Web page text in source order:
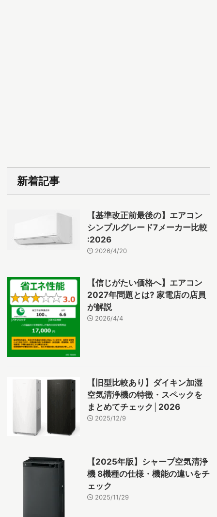
新着記事
【基準改正前最後の】エアコン
シンプルグレード7メーカー比較
:2026
2026/4/20
【信じがたい価格へ】エアコン
2027年問題とは? 家電店の店員
が解説
2026/4/4
【旧型比較あり】ダイキン加湿
空気清浄機の特徴・スペックを
まとめてチェック│2026
2025/12/9
【2025年版】シャープ空気清浄
機 8機種の仕様・機能の違いをチ
ェック
2025/11/29